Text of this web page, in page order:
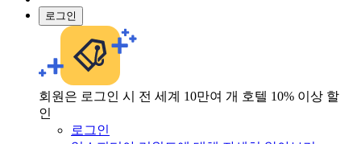
로그인
회원은 로그인 시 전 세계 10만여 개 호텔 10% 이상 할
인
로그인